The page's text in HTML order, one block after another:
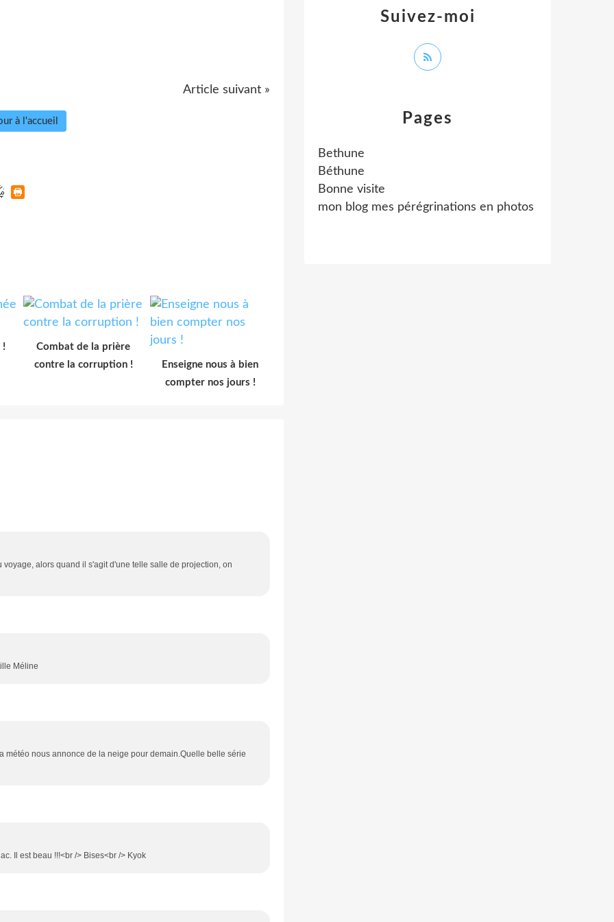
Article suivant »
à l'accueil
!
Combat de la prière
contre la corruption !
Enseigne nous à bien
compter nos jours !
alors quand il s'agit d'une telle salle de projection, on
Méline
météo nous annonce de la neige pour demain.Quelle belle série
Il est beau !!!<br /> Bises<br /> Kyok
Pages
Bethune
Béthune
Bonne visite
mon blog mes pérégrinations en photos
Suivez-moi